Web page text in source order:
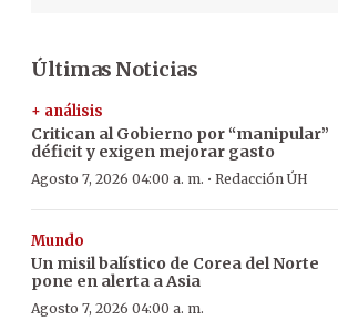
Últimas Noticias
+ análisis
Critican al Gobierno por “manipular”
déficit y exigen mejorar gasto
Agosto 7, 2026 04:00 a. m. · Redacción ÚH
Mundo
Un misil balístico de Corea del Norte
pone en alerta a Asia
Agosto 7, 2026 04:00 a. m.